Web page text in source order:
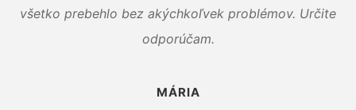
všetko prebehlo bez akýchkoľvek problémov. Určite
odporúčam.
MÁRIA